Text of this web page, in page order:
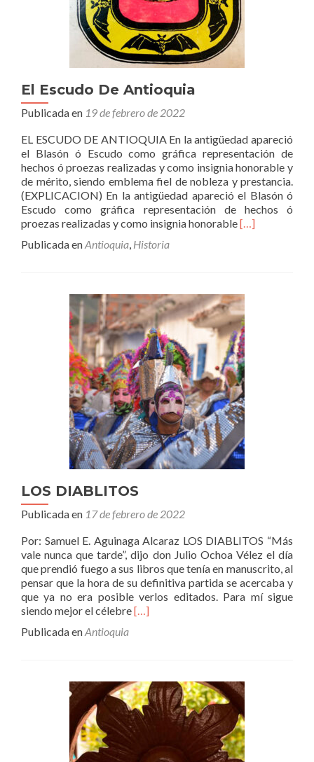
El Escudo De Antioquia
Publicada en 19 de febrero de 2022
EL ESCUDO DE ANTIOQUIA En la antigüedad apareció
el Blasón ó Escudo como gráfica representación de
hechos ó proezas realizadas y como insignia honorable y
de mérito, siendo emblema fiel de nobleza y prestancia.
(EXPLICACION) En la antigüedad apareció el Blasón ó
Escudo como gráfica representación de hechos ó
proezas realizadas y como insignia honorableLeer
[…]
Publicada enAntioquia, Historia
LOS DIABLITOS
Publicada en 17 de febrero de 2022
Por: Samuel E. Aguinaga Alcaraz LOS DIABLITOS “Más
vale nunca que tarde”, dijo don Julio Ochoa Vélez el día
que prendió fuego a sus libros que tenía en manuscrito, al
pensar que la hora de su definitiva partida se acercaba y
que ya no era posible verlos editados. Para mí sigue
siendo mejor el célebreLeer
[…]
Publicada enAntioquia